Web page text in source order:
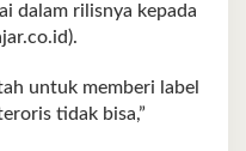
dalam rilisnya kepada
untuk memberi label
tidak bisa,”